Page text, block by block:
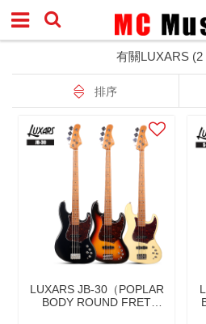
有關LUXARS (2
排序
LUXARS JB-30（POPLAR
BODY ROUND FRET